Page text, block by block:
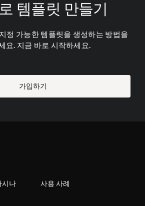
템플릿 만들기
정 가능한 템플릿을 생성하는 방법을
요. 지금 바로 시작하세요.
가입하기
시나
사용 사례